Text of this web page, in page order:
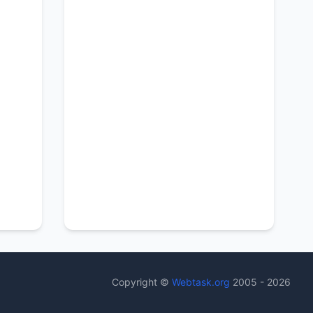
Copyright © Webtask.org 2005 - 2026